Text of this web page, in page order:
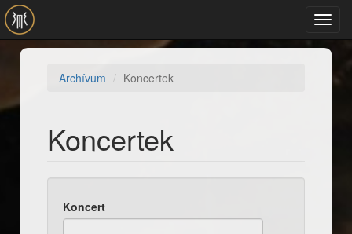
Ugrás a tartalomra
Archívum Koncertek
Koncertek
Koncert